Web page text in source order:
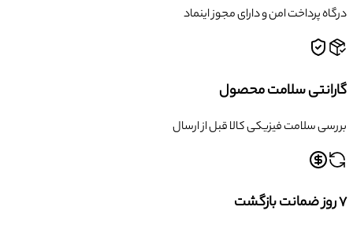
درگاه پرداخت امن و دارای مجوز اینماد
گارانتی سلامت محصول
بررسی سلامت فیزیکی کالا قبل از ارسال
۷ روز ضمانت بازگشت